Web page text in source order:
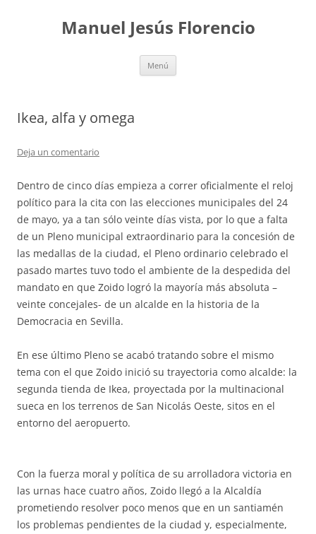
contenidoManuel Jesús Florencio
Menú
Ikea, alfa y omega
Deja un comentario
Dentro de cinco días empieza a correr oficialmente el reloj
político para la cita con las elecciones municipales del 24
de mayo, ya a tan sólo veinte días vista, por lo que a falta
de un Pleno municipal extraordinario para la concesión de
las medallas de la ciudad, el Pleno ordinario celebrado el
pasado martes tuvo todo el ambiente de la despedida del
mandato en que Zoido logró la mayoría más absoluta –
veinte concejales- de un alcalde en la historia de la
Democracia en Sevilla.
En ese último Pleno se acabó tratando sobre el mismo
tema con el que Zoido inició su trayectoria como alcalde: la
segunda tienda de Ikea, proyectada por la multinacional
sueca en los terrenos de San Nicolás Oeste, sitos en el
entorno del aeropuerto.
Con la fuerza moral y política de su arrolladora victoria en
las urnas hace cuatro años, Zoido llegó a la Alcaldía
prometiendo resolver poco menos que en un santiamén
los problemas pendientes de la ciudad y, especialmente,